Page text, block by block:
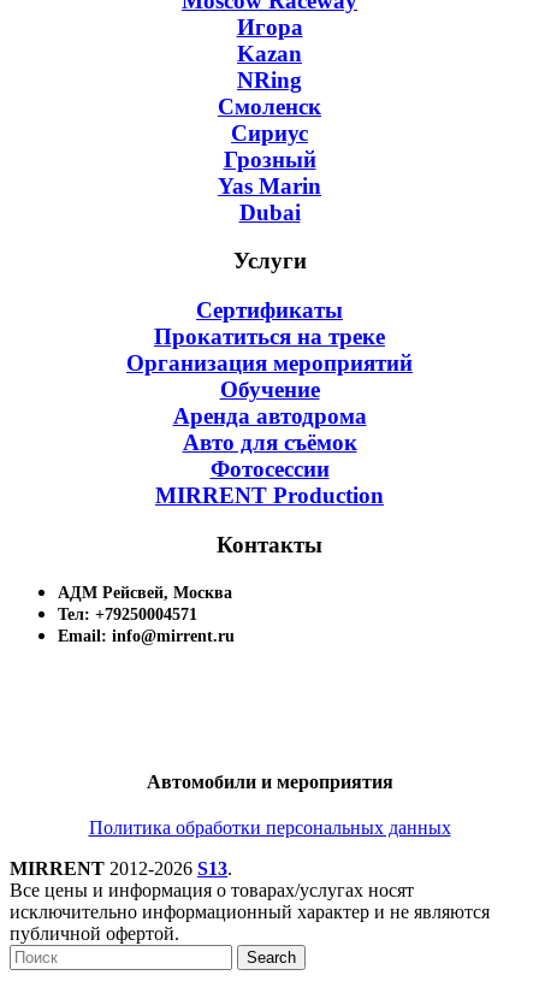
Игора
Kazan
NRing
Смоленск
Сириус
Грозный
Yas Marin
Dubai
Услуги
Сертификаты
Прокатиться на треке
Организация мероприятий
Обучение
Аренда автодрома
Авто для съёмок
Фотосессии
MIRRENT Production
Контакты
АДМ Рейсвей, Москва
Тел: +79250004571
Email: info@mirrent.ru
Автомобили и мероприятия
Политика обработки персональных данных
MIRRENT 2012-2026 S13.
Все цены и информация о товарах/услугах носят
исключительно информационный характер и не являются
публичной офертой.
Search